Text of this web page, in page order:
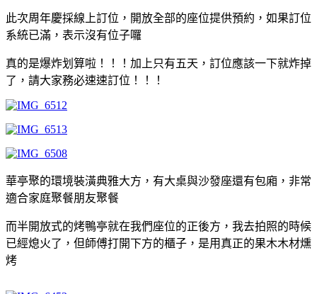
此次周年慶採線上訂位，開放全部的座位提供預約，如果訂位
系統已滿，表示沒有位子囉
真的是爆炸划算啦！！！加上只有五天，訂位應該一下就炸掉
了，請大家務必速速訂位！！！
華亭聚的環境裝潢典雅大方，有大桌與沙發座還有包廂，非常
適合家庭聚餐朋友聚餐
而半開放式的烤鴨亭就在我們座位的正後方，我去拍照的時候
已經熄火了，但師傅打開下方的櫃子，是用真正的果木木材燻
烤